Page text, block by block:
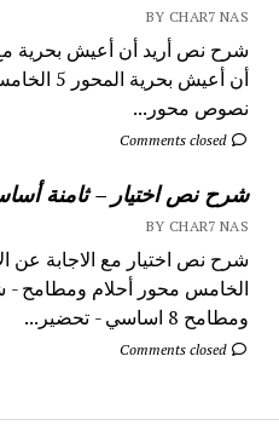
BY CHAR7 NAS
شرح نص أريد أن أعيش بحرية مع
أن أعيش
نصوص محور...
Comments closed
شرح نص اختيار – ثامنة
BY CHAR7 NAS
الخامس محور أحلام ومطامح
ومطامح 8 اساسي - تحضير...
Comments closed